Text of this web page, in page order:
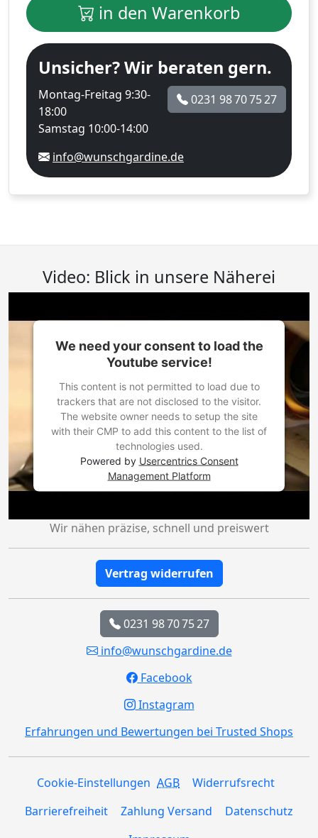
in den Warenkorb
Unsicher? Wir beraten gern.
Montag-Freitag 9:30-
18:00
Samstag 10:00-14:00
0231 98 70 75 27
info@wunschgardine.de
Video: Blick in unsere Näherei
We need your consent to load the
Youtube service!
This content is not permitted to load due to
trackers that are not disclosed to the visitor.
The website owner needs to setup the site
with their CMP to add this content to the list of
technologies used.
Powered by Usercentrics Consent
Management Platform
Wir nähen präzise, schnell und preiswert
Vertrag widerrufen
0231 98 70 75 27
info@wunschgardine.de
Facebook
Instagram
Erfahrungen und Bewertungen bei Trusted Shops
Cookie-Einstellungen AGB
Widerrufsrecht
Barrierefreiheit
Zahlung Versand
Datenschutz